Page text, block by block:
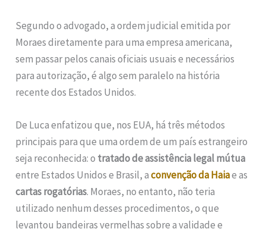
Segundo o advogado, a ordem judicial emitida por
Moraes diretamente para uma empresa americana,
sem passar pelos canais oficiais usuais e necessários
para autorização, é algo sem paralelo na história
recente dos Estados Unidos.
De Luca enfatizou que, nos EUA, há três métodos
principais para que uma ordem de um país estrangeiro
seja reconhecida: o tratado de assistência legal mútua
entre Estados Unidos e Brasil, aconvenção da Haiae as
cartas rogatórias. Moraes, no entanto, não teria
utilizado nenhum desses procedimentos, o que
levantou bandeiras vermelhas sobre a validade e